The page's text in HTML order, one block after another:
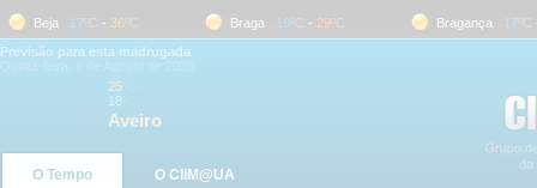
Beja 17 ºC- 36 ºC Braga 19 ºC- 29 ºC Bragança 17 ºC-
Previsão para esta madrugada
25
18
Aveiro
O Tempo O CliM@UA